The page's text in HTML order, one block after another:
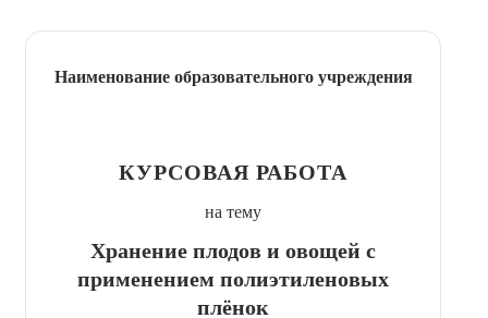
Наименование образовательного учреждения
КУРСОВАЯ РАБОТА
на тему
Хранение плодов и овощей с
применением полиэтиленовых
плёнок